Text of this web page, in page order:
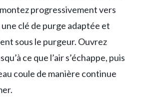
progressivement vers
clé de purge adaptée et
sous le purgeur. Ouvrez
ce que l’air s’échappe, puis
coule de manière continue